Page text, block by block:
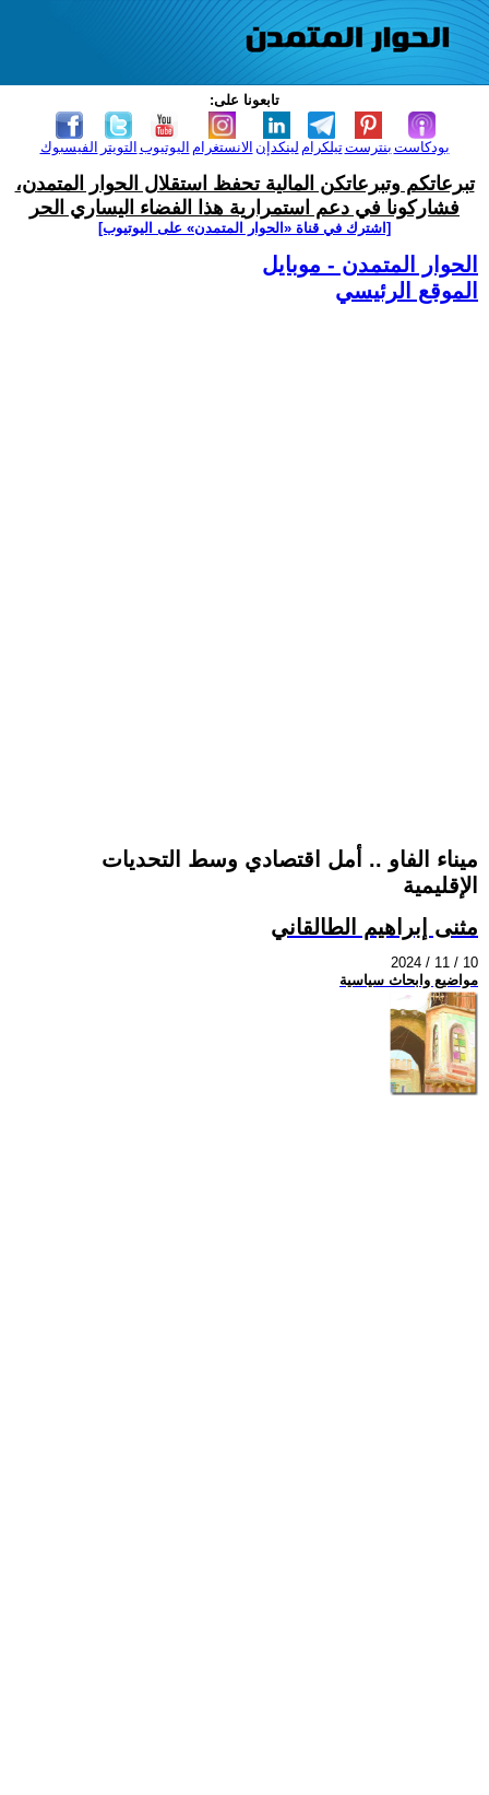
تابعونا على:
الفيسبوك التويتر اليوتيوب الانستغرام لينكدإن تيلكرامبنترست بودكاست
تبرعاتكم وتبرعاتكن المالية تحفظ استقلال الحوار المتمدن،
فشاركونا في دعم استمرارية هذا الفضاء اليساري الحر
[اشترك في قناة ‫«الحوار المتمدن» على اليوتيوب]
الحوار المتمدن - موبايل
الموقع الرئيسي
ميناء الفاو .. أمل اقتصادي وسط التحديات
الإقليمية
مثنى إبراهيم الطالقاني
2024 / 11 / 10
مواضيع وابحاث سياسية